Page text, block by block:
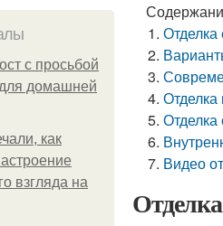
с просьбой
домашней
как
взгляда на
Отделка
Отделка
Видео